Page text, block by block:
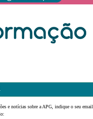
e notícias sobre a APG, indique o seu email